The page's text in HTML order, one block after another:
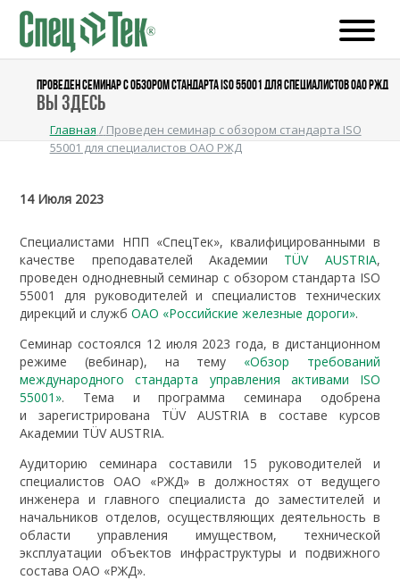
ПРОВЕДЕН СЕМИНАР С ОБЗОРОМ СТАНДАРТА ISO 55001 ДЛЯ СПЕЦИАЛИСТОВ ОАО РЖД
Вы здесь
Главная / Проведен семинар с обзором стандарта ISO
55001 для специалистов ОАО РЖД
14 Июля 2023
Специалистами НПП «СпецТек», квалифицированными в
качестве преподавателей Академии TÜV AUSTRIA,
проведен однодневный семинар с обзором стандарта ISO
55001 для руководителей и специалистов технических
дирекций и службОАО «Российские железные дороги».
Семинар состоялся 12 июля 2023 года, в дистанционном
режиме (вебинар), на тему «Обзор требований
международного стандарта управления активами ISO
55001». Тема и программа семинара одобрена
и зарегистрирована TÜV AUSTRIA в составе курсов
Академии TÜV AUSTRIA.
Аудиторию семинара составили 15 руководителей и
специалистов ОАО «РЖД» в должностях от ведущего
инженера и главного специалиста до заместителей и
начальников отделов, осуществляющих деятельность в
области управления имуществом, технической
эксплуатации объектов инфраструктуры и подвижного
состава ОАО «РЖД».